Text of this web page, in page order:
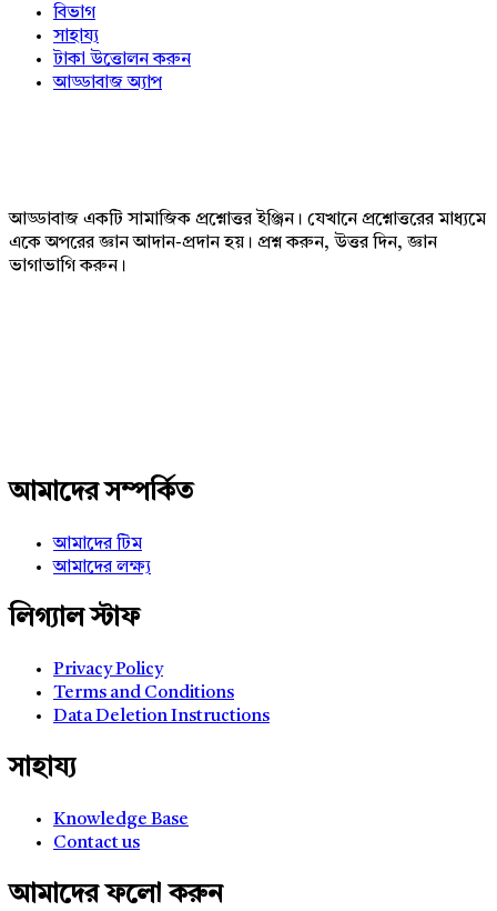
বিভাগ
সাহায্য
টাকা উত্তোলন করুন
আড্ডাবাজ অ্যাপ
আড্ডাবাজ একটি সামাজিক প্রশ্নোত্তর ইঞ্জিন। যেখানে প্রশ্নোত্তরের মাধ্যমে
একে অপরের জ্ঞান আদান-প্রদান হয়। প্রশ্ন করুন, উত্তর দিন, জ্ঞান
ভাগাভাগি করুন।
আমাদের সম্পর্কিত
আমাদের টিম
আমাদের লক্ষ্য
লিগ্যাল স্টাফ
Privacy Policy
Terms and Conditions
Data Deletion Instructions
সাহায্য
Knowledge Base
Contact us
আমাদের ফলো করুন